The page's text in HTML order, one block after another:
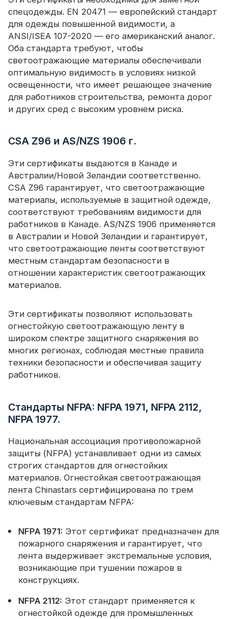
спецодежды. EN 20471 — европейский стандарт
для одежды повышенной видимости, а
ANSI/ISEA 107-2020 — его американский аналог.
Оба стандарта требуют, чтобы
светоотражающие материалы обеспечивали
оптимальную видимость в условиях низкой
освещенности, что имеет решающее значение
для работников строительства, ремонта дорог
и других сред с высоким уровнем риска.
CSA Z96 и AS/NZS 1906 г.
Эти сертификаты выдаются в Канаде и
Австралии/Новой Зеландии соответственно.
CSA Z96 гарантирует, что светоотражающие
материалы, используемые в защитной одежде,
соответствуют требованиям видимости для
работников в Канаде. AS/NZS 1906 применяется
в Австралии и Новой Зеландии и гарантирует,
что светоотражающие ленты соответствуют
местным стандартам безопасности в
отношении характеристик светоотражающих
материалов.
Эти сертификаты позволяют использовать
огнестойкую светоотражающую ленту в
широком спектре защитного снаряжения во
многих регионах, соблюдая местные правила
техники безопасности и обеспечивая защиту
работников.
Стандарты NFPA: NFPA 1971, NFPA 2112,
NFPA 1977.
Национальная ассоциация противопожарной
защиты (NFPA) устанавливает одни из самых
строгих стандартов для огнестойких
материалов. Огнестойкая светоотражающая
лента Chinastars сертифицирована по трем
ключевым стандартам NFPA:
NFPA 1971: Этот сертификат предназначен для
пожарного снаряжения и гарантирует, что
лента выдерживает экстремальные условия,
возникающие при тушении пожаров в
конструкциях.
NFPA 2112: Этот стандарт применяется к
огнестойкой одежде для промышленных